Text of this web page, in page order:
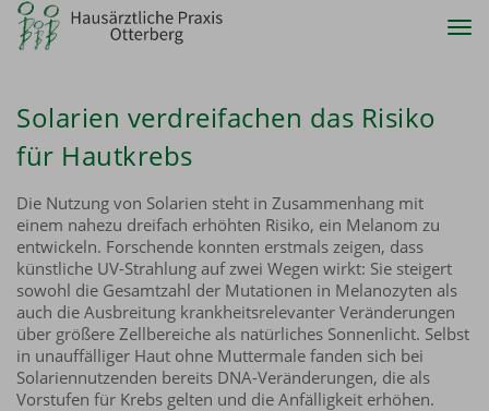
Solarien verdreifachen das Risiko
für Hautkrebs
Die Nutzung von Solarien steht in Zusammenhang mit
einem nahezu dreifach erhöhten Risiko, ein Melanom zu
entwickeln. Forschende konnten erstmals zeigen, dass
künstliche UV-Strahlung auf zwei Wegen wirkt: Sie steigert
sowohl die Gesamtzahl der Mutationen in Melanozyten als
auch die Ausbreitung krankheitsrelevanter Veränderungen
über größere Zellbereiche als natürliches Sonnenlicht. Selbst
in unauffälliger Haut ohne Muttermale fanden sich bei
Solariennutzenden bereits DNA-Veränderungen, die als
Vorstufen für Krebs gelten und die Anfälligkeit erhöhen.